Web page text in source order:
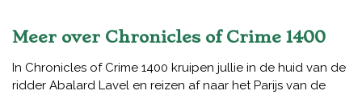
Meer over Chronicles of Crime 1400
In Chronicles of Crime 1400 kruipen jullie in de huid van de
ridder Abalard Lavel en reizen af naar het Parijs van de